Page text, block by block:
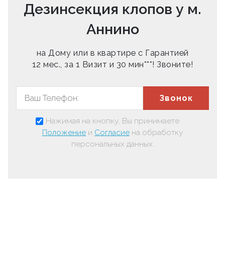
Дезинсекция клопов у м.
Аннино
на Дому или в квартире с Гарантией
12 мес., за 1 Визит и 30 мин***! Звоните!
Звонок
Нажимая на кнопку, Вы принимаете
Положение и Согласие на обработку
персональных данных.